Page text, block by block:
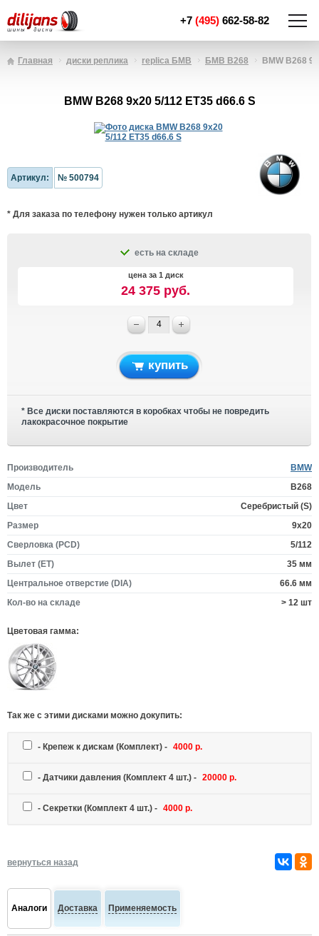
+7 (495) 662-58-82
Главная диски реплика replica БМВ БМВ B268 BMW B268
BMW B268 9x20 5/112 ET35 d66.6 S
Артикул: № 500794
* Для заказа по телефону нужен только артикул
есть на складе
цена за 1 диск
24 375 руб.
купить
* Все диски поставляются в коробках чтобы не повредить
лакокрасочное покрытие
Производитель
BMW
Модель
B268
Цвет
Серебристый (S)
Размер
9x20
Сверловка (PCD)
5/112
Вылет (ET)
35 мм
Центральное отверстие (DIA)
66.6 мм
Кол-во на складе
> 12 шт
Цветовая гамма:
Так же c этими дисками можно докупить:
- Крепеж к дискам (Комплект) - 4000 р.
- Датчики давления (Комплект 4 шт.) - 20000 р.
- Секретки (Комплект 4 шт.) - 4000 р.
вернуться назад
Аналоги Доставка Применяемость